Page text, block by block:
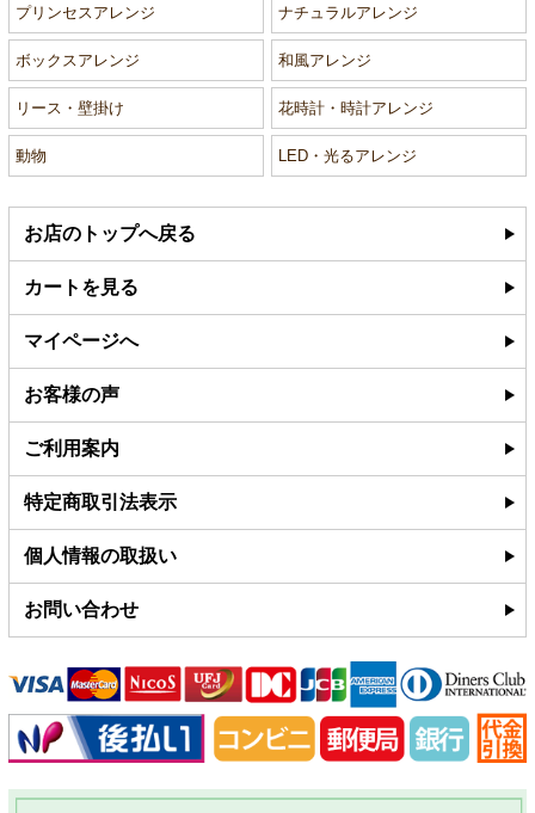
プリンセスアレンジ ナチュラルアレンジ
ボックスアレンジ 和風アレンジ
リース・壁掛け 花時計・時計アレンジ
動物 LED・光るアレンジ
お店のトップへ戻る
カートを見る
マイページへ
お客様の声
ご利用案内
特定商取引法表示
個人情報の取扱い
お問い合わせ